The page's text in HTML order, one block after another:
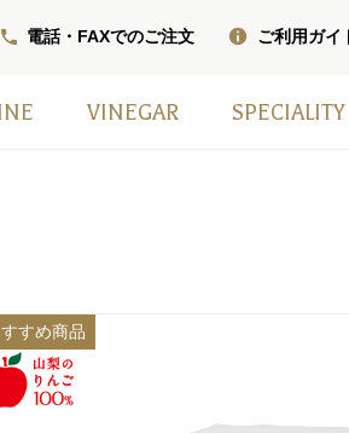
電話・FAXでのご注文 ご利用ガイ
VINEGAR SPECIALITY
すめ商品